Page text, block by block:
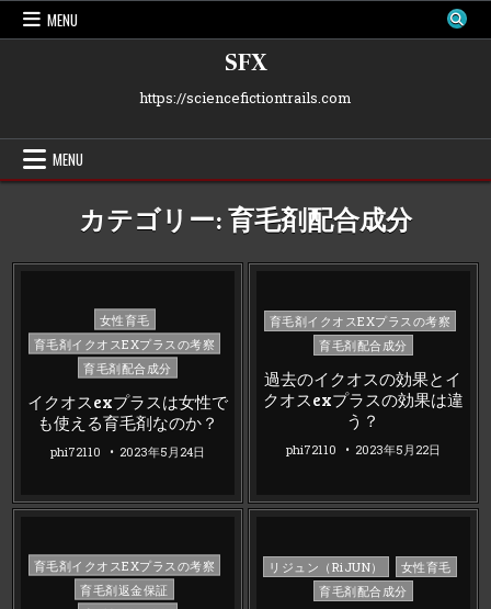
Skip
MENU
SFX
https://sciencefictiontrails.com
MENU
カテゴリー:育毛剤配合成分
Posted
in
女性育毛
育毛剤イクオスEXプラスの考察
育毛剤配合成分
イクオスexプラスは女性で
も使える育毛剤なのか？
phi72110 2023年5月24日
Posted
育毛剤イクオスEXプラスの考察
育毛剤配合成分
過去のイクオスの効果とイ
クオスexプラスの効果は違
う？
phi72110 2023年5月22日
Posted
育毛剤イクオスEXプラスの考察
育毛剤返金保証
Posted
リジュン（RiJUN）
女性育毛
育毛剤配合成分